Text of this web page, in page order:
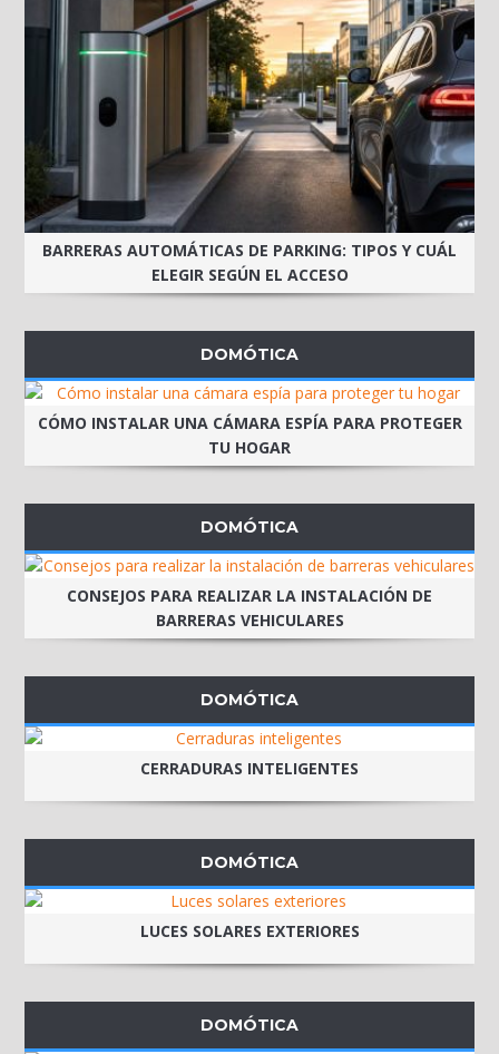
BARRERAS AUTOMÁTICAS DE PARKING: TIPOS Y CUÁL
ELEGIR SEGÚN EL ACCESO
DOMÓTICA
CÓMO INSTALAR UNA CÁMARA ESPÍA PARA PROTEGER
TU HOGAR
DOMÓTICA
CONSEJOS PARA REALIZAR LA INSTALACIÓN DE
BARRERAS VEHICULARES
DOMÓTICA
CERRADURAS INTELIGENTES
DOMÓTICA
LUCES SOLARES EXTERIORES
DOMÓTICA